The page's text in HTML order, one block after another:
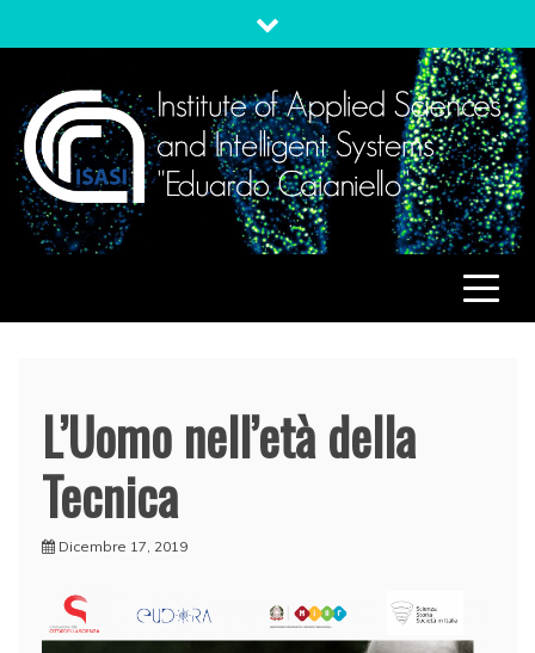
to
ISASIInstitute of Applied Sciences and Intelligent Systems
"Eduardo Caianiello"
L’Uomo nell’età della
Tecnica
Dicembre 17, 2019